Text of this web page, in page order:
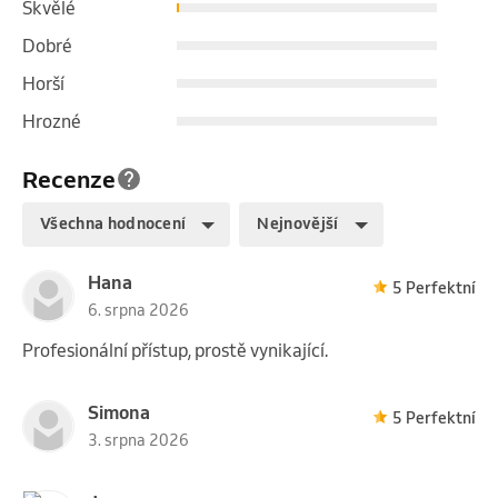
Recenze
Všechna hodnocení Nejnovější
Hana
6. srpna 2026
5 Perfektní
Profesionální přístup, prostě vynikající.
Simona
3. srpna 2026
5 Perfektní
Skvělé
Dobré
Horší
Hrozné